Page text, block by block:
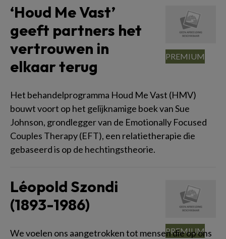
‘Houd Me Vast’
geeft partners het
vertrouwen in
elkaar terug
Het behandelprogramma Houd Me Vast (HMV)
bouwt voort op het gelijknamige boek van Sue
Johnson, grondlegger van de Emotionally Focused
Couples Therapy (EFT), een relatietherapie die
gebaseerd is op de hechtingstheorie.
Léopold Szondi
(1893-1986)
We voelen ons aangetrokken tot mensen die op ons